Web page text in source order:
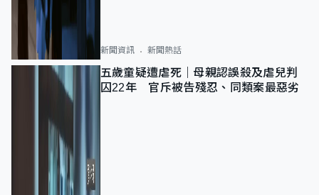
新聞資訊 新聞熱話
五歲童疑遭虐死｜母親認誤殺及虐兒判
囚22年 官斥被告殘忍、同類案最惡劣